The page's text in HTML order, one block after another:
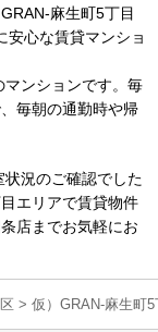
麻生町5丁目
安心な賃貸マンショ
ンションです。毎
毎朝の通勤時や帰
況のご確認でした
エリアで賃貸物件
店までお気軽にお
> 仮）GRAN-麻生町